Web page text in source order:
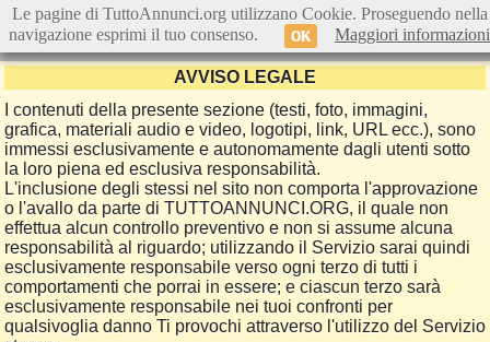
AVVISO LEGALE
I contenuti della presente sezione (testi, foto, immagini,
grafica, materiali audio e video, logotipi, link, URL ecc.), sono
immessi esclusivamente e autonomamente dagli utenti sotto
la loro piena ed esclusiva responsabilità.
L'inclusione degli stessi nel sito non comporta l'approvazione
o l'avallo da parte di TUTTOANNUNCI.ORG, il quale non
effettua alcun controllo preventivo e non si assume alcuna
responsabilità al riguardo; utilizzando il Servizio sarai quindi
esclusivamente responsabile verso ogni terzo di tutti i
comportamenti che porrai in essere; e ciascun terzo sarà
esclusivamente responsabile nei tuoi confronti per
qualsivoglia danno Ti provochi attraverso l'utilizzo del Servizio
Le pagine di TuttoAnnunci.org utilizzano Cookie. Proseguendo nella
navigazione esprimi il tuo consenso.
OK Maggiori informazioni